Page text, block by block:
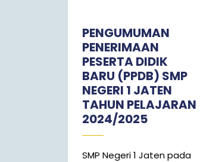
PENGUMUMAN
PENERIMAAN
PESERTA DIDIK
BARU (PPDB) SMP
NEGERI 1 JATEN
TAHUN PELAJARAN
2024/2025
SMP Negeri 1 Jaten pada